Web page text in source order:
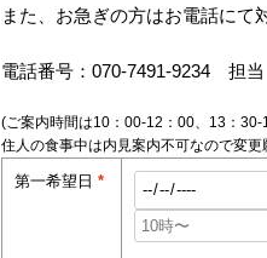
また、お急ぎの方はお電話にて
電話番号：070-7491-9234 担
(ご案内時間は10：00-12：00、13：30-
住人の食事中は内見案内不可なので変更
第一希望日 *